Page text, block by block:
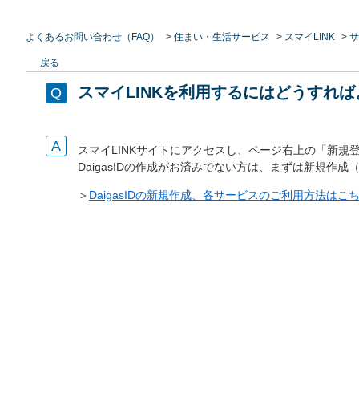
よくあるお問い合わせ（FAQ） > 住まい・生活サービス > スマイLINK >
戻る
スマイLINKを利用するにはどうすれ
スマイLINKサイトにアクセスし、ページ右上の「新
DaigasIDの作成がお済みでない方は、まずは新規作成
＞ DaigasIDの新規作成、各サービスのご利用方法はこ